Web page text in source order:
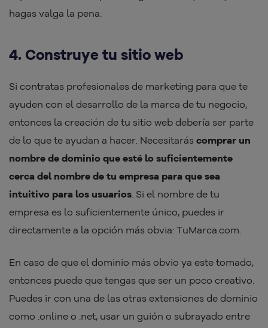
hagas valga la pena.
4. Construye tu sitio web
Si contratas profesionales de marketing para que te
ayuden con el desarrollo de la marca de tu negocio,
entonces la creación de tu sitio web debería ser parte
de lo que te ayudan a hacer. Necesitarás comprar un
nombre de dominio que esté lo suficientemente
cerca del nombre de tu empresa para que sea
intuitivo para los usuarios. Si el nombre de tu
empresa es lo suficientemente único, puedes ir
directamente a la opción más obvia: TuMarca.com.
En caso de que el dominio más obvio ya este tomado,
entonces puede que tengas que ser un poco creativo.
Puedes ir con una de las otras extensiones de dominio
como .online o .net, usar un guión o subrayado entre